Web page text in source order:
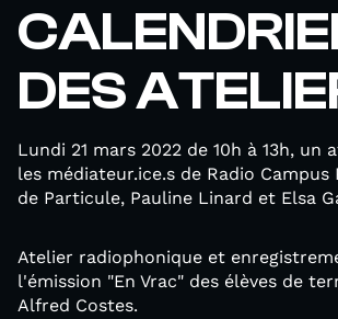
DES
Lundi 21 mars 2022 de 10h à 13h, un
les médiateur.ice.s de Radio Campus
de Particule, Pauline Linard et Elsa
Atelier radiophonique et
l'émission "En Vrac" des élèves de
Alfred Costes.